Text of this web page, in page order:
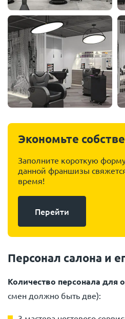
Экономьте
Заполните короткую
данной франшизы
время!
Перейти
Персонал салона и
Количество персонала для
смен должно быть две):